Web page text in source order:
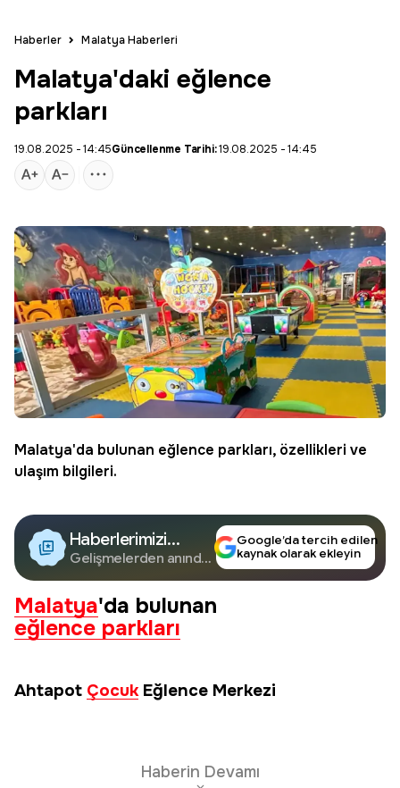
Haberler Malatya Haberleri
Malatya'daki eğlence
parkları
19.08.2025 - 14:45Güncellenme Tarihi:19.08.2025 - 14:45
Malatya'da bulunan eğlence parkları, özellikleri ve
ulaşım bilgileri.
Haberlerimizi
Google'da Takip
Edin
Gelişmelerden anında
Google’da tercih edilen
kaynak olarak ekleyin
Malatya'da bulunan
eğlence parkları
Ahtapot ÇocukEğlence Merkezi
Haberin Devamı